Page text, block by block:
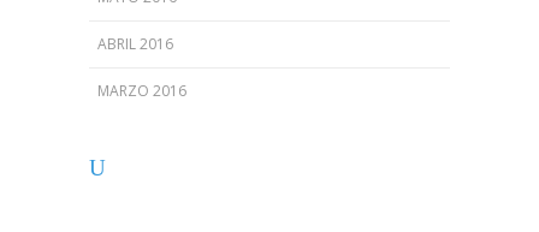
ABRIL 2016
MARZO 2016